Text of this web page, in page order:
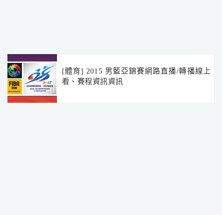
[體育] 2015 男籃亞錦賽網路直播/轉播線上
看、賽程資訊資訊